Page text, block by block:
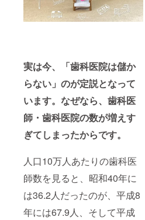
実は今、「歯科医院は儲か
らない」のが定説となって
います。なぜなら、歯科医
師・歯科医院の数が増えす
ぎてしまったからです。
人口10万人あたりの歯科医
師数を見ると、昭和40年に
は36.2人だったのが、平成8
年には67.9人、そして平成